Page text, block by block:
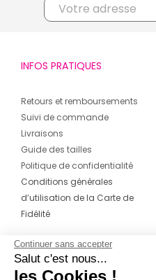
INFOS PRATIQUES
Retours et remboursements
Suivi de commande
Livraisons
Guide des tailles
Politique de confidentialité
Conditions générales
d’utilisation de la Carte de
Fidélité
CONTACT
Continuer sans accepter
Salut c'est nous...
les Cookies !